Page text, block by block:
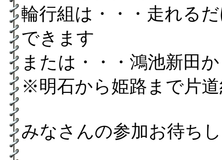
輪行組は・・・走れる
できます
または・・・鴻池新田
※明石から姫路まで片道
みなさんの参加お待ち